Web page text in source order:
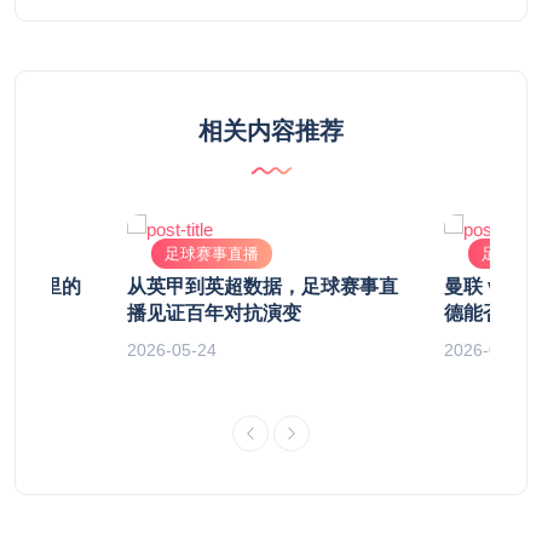
相关内容推荐
房里的
足球赛事直播
从英甲到英超数据，足球赛事直
播见证百年对抗演变
2026-05-24
足球赛
曼联 vs 曼
德能否抵
2026-04-20